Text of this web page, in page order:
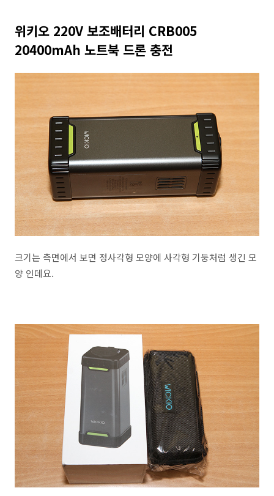
위키오 220V 보조배터리 CRB005
20400mAh 노트북 드론 충전
크기는 측면에서 보면 정사각형 모양에 사각형 기둥처럼 생긴 모
양 인데요.